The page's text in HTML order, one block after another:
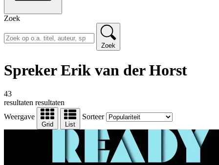
Zoek
Zoek
Spreker Erik van der Horst
43
resultaten resultaten
Weergave
Grid List
Sorteer